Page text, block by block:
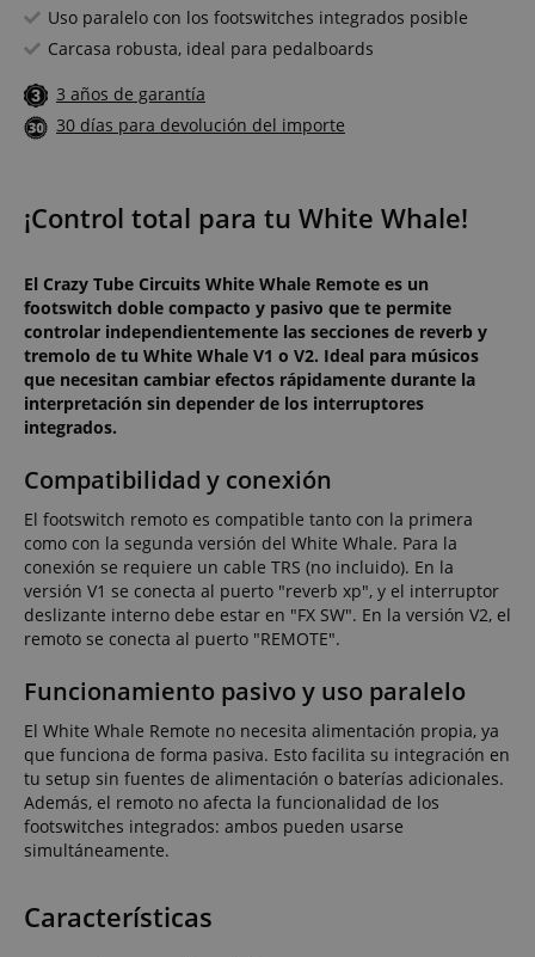
Uso paralelo con los footswitches integrados posible
Carcasa robusta, ideal para pedalboards
3 años de garantía
30 días para devolución del importe
¡Control total para tu White Whale!
El Crazy Tube Circuits White Whale Remote es un
footswitch doble compacto y pasivo que te permite
controlar independientemente las secciones de reverb y
tremolo de tu White Whale V1 o V2. Ideal para músicos
que necesitan cambiar efectos rápidamente durante la
interpretación sin depender de los interruptores
integrados.
Compatibilidad y conexión
El footswitch remoto es compatible tanto con la primera
como con la segunda versión del White Whale. Para la
conexión se requiere un cable TRS (no incluido). En la
versión V1 se conecta al puerto "reverb xp", y el interruptor
deslizante interno debe estar en "FX SW". En la versión V2, el
remoto se conecta al puerto "REMOTE".
Funcionamiento pasivo y uso paralelo
El White Whale Remote no necesita alimentación propia, ya
que funciona de forma pasiva. Esto facilita su integración en
tu setup sin fuentes de alimentación o baterías adicionales.
Además, el remoto no afecta la funcionalidad de los
footswitches integrados: ambos pueden usarse
simultáneamente.
Características